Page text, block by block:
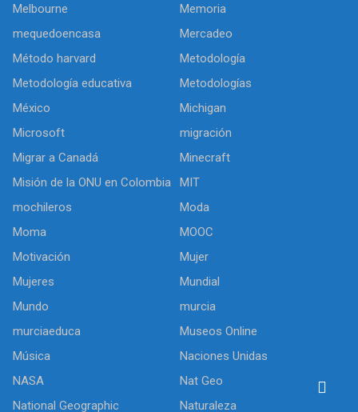
Melbourne
Memoria
mequedoencasa
Mercadeo
Método harvard
Metodología
Metodología educativa
Metodologías
México
Michigan
Microsoft
migración
Migrar a Canadá
Minecraft
Misión de la ONU en Colombia
MIT
mochileros
Moda
Moma
MOOC
Motivación
Mujer
Mujeres
Mundial
Mundo
murcia
murciaeduca
Museos Online
Música
Naciones Unidas
NASA
Nat Geo
National Geographic
Naturaleza